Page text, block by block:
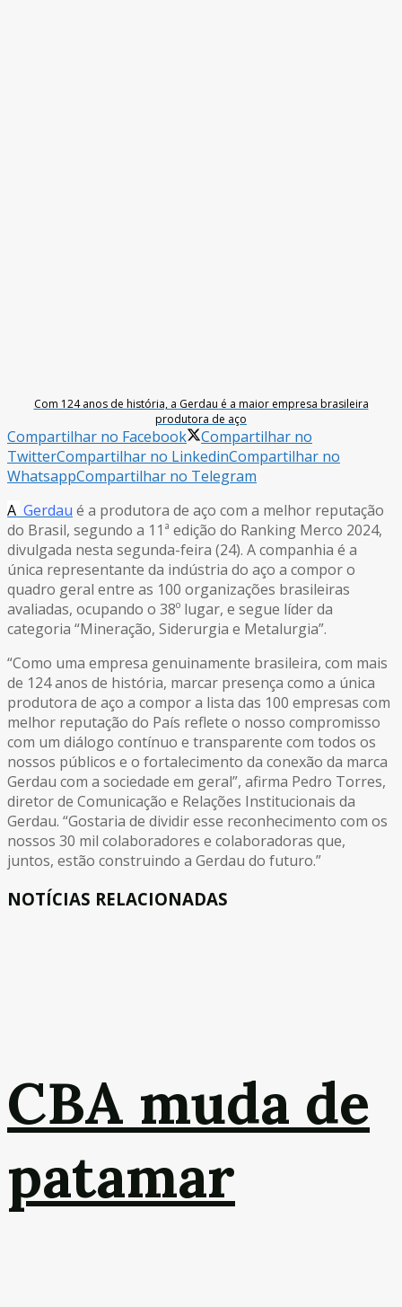
Com 124 anos de história, a Gerdau é a maior empresa brasileira
produtora de aço
Compartilhar no Facebook
Compartilhar no
TwitterCompartilhar no LinkedinCompartilhar no
WhatsappCompartilhar no Telegram
A Gerdau é a produtora de aço com a melhor reputação
do Brasil, segundo a 11ª edição do Ranking Merco 2024,
divulgada nesta segunda-feira (24). A companhia é a
única representante da indústria do aço a compor o
quadro geral entre as 100 organizações brasileiras
avaliadas, ocupando o 38º lugar, e segue líder da
categoria “Mineração, Siderurgia e Metalurgia”.
“Como uma empresa genuinamente brasileira, com mais
de 124 anos de história, marcar presença como a única
produtora de aço a compor a lista das 100 empresas com
melhor reputação do País reflete o nosso compromisso
com um diálogo contínuo e transparente com todos os
nossos públicos e o fortalecimento da conexão da marca
Gerdau com a sociedade em geral”, afirma Pedro Torres,
diretor de Comunicação e Relações Institucionais da
Gerdau. “Gostaria de dividir esse reconhecimento com os
nossos 30 mil colaboradores e colaboradoras que,
juntos, estão construindo a Gerdau do futuro.”
NOTÍCIAS RELACIONADAS
CBA muda de
patamar